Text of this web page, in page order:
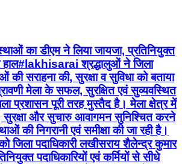
का डीएम ने लिया जायजा, प्रतिनियुक्त
हाल#lakhisarai श्रद्धालुओं ने जिला
की सराहना की, सुरक्षा व सुविधा को बताया
मेला के सफल, सुरक्षित एवं सुव्यवस्थित
प्रशासन पूरी तरह मुस्तैद है। मेला क्षेत्र में
सुरक्षा और सुचारु आवागमन सुनिश्चित करने
की निगरानी एवं समीक्षा की जा रही है।
जिला पदाधिकारी लखीसराय शैलेन्द्र कुमार
पदाधिकारियों एवं कर्मियों से सीधे